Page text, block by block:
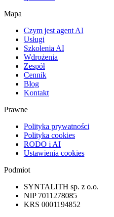
Mapa
Czym jest agent AI
Usługi
Szkolenia AI
Wdrożenia
Zespół
Cennik
Blog
Kontakt
Prawne
Polityka prywatności
Polityka cookies
RODO i AI
Ustawienia cookies
Podmiot
SYNTALITH sp. z o.o.
NIP 7011278085
KRS 0001194852